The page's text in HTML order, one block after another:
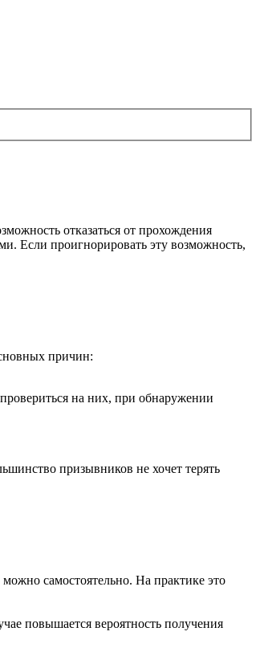
отказаться от прохождения
Если проигнорировать эту возможность,
причин:
на них, при обнаружении
призывников не хочет терять
самостоятельно. На практике это
повышается вероятность получения